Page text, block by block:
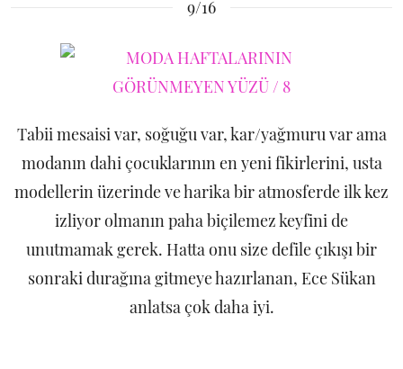
9/16
Tabii mesaisi var, soğuğu var, kar/yağmuru var ama
modanın dahi çocuklarının en yeni fikirlerini, usta
modellerin üzerinde ve harika bir atmosferde ilk kez
izliyor olmanın paha biçilemez keyfini de
unutmamak gerek. Hatta onu size defile çıkışı bir
sonraki durağına gitmeye hazırlanan, Ece Sükan
anlatsa çok daha iyi.